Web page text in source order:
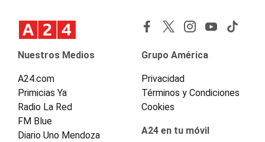
Nuestros Medios
A24.com
Primicias Ya
Radio La Red
FM Blue
Diario Uno Mendoza
Grupo América
Privacidad
Términos y Condiciones
Cookies
A24 en tu móvil